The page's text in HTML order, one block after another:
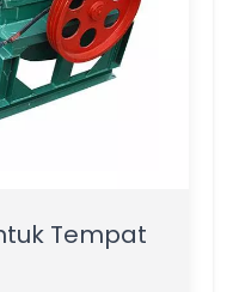
Tempat